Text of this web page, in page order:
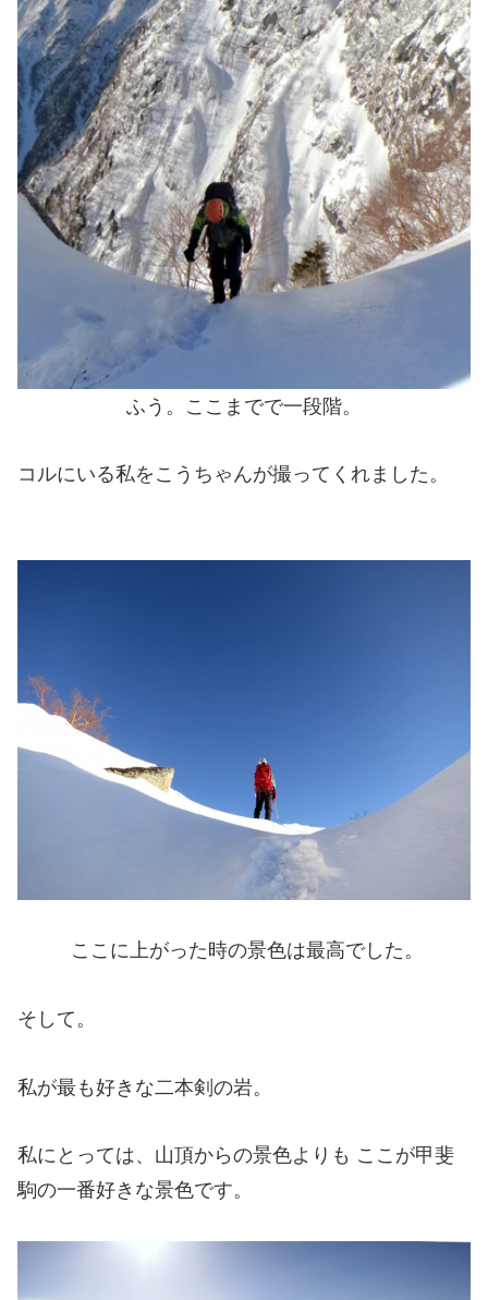
ふう。ここまでで一段階。
コルにいる私をこうちゃんが撮ってくれました。
ここに上がった時の景色は最高でした。
そして。
私が最も好きな二本剣の岩。
私にとっては、山頂からの景色よりも ここが甲斐
駒の一番好きな景色です。